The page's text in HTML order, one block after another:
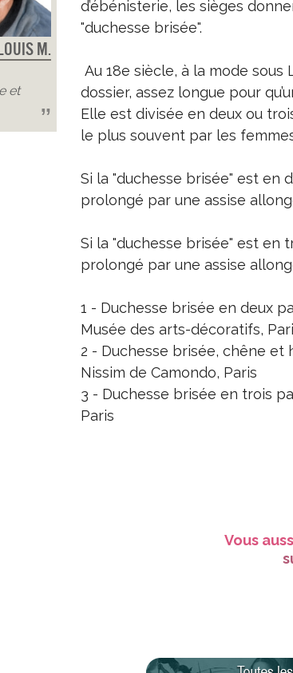
M.
et
d’ébénisterie, les sièges
"duchesse brisée".
Au 18e siècle, à la mode sous
dossier, assez longue pour
Elle est divisée en deux ou
le plus souvent par les
Si la "duchesse brisée" est en
prolongé par une assise
Si la "duchesse brisée" est en
prolongé par une assise
1 - Duchesse brisée en deux
Musée des arts-décoratifs,
2 - Duchesse brisée, chêne et
Nissim de Camondo, Paris
3 - Duchesse brisée en trois
Paris
Vous